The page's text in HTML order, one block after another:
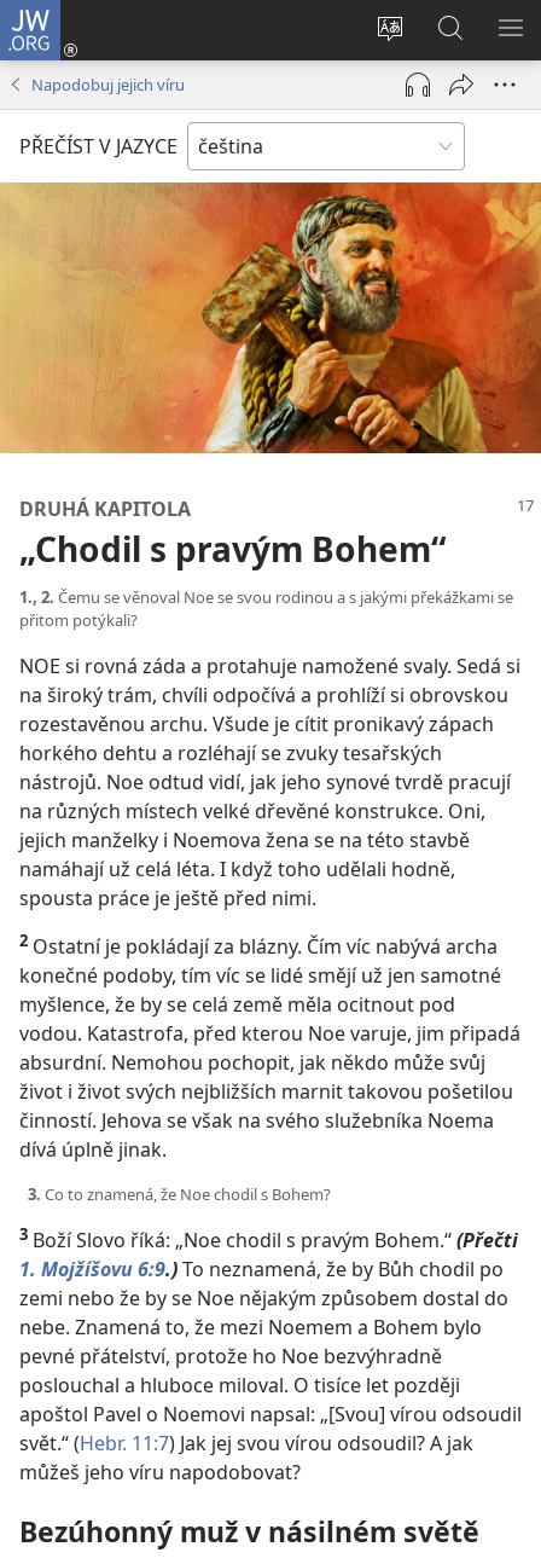
JW.ORG
Změnit
jazyk
stránek
Přihlásit
se
(otevřeno
okno)
Hledat
na
JW.ORG
Napodobuj jejich víru
PŘEČÍST V JAZYCE
DRUHÁ KAPITOLA
„Chodil s pravým Bohem“
1., 2. Čemu se věnoval Noe se svou rodinou a s jakými překážkami se
přitom potýkali?
NOE si rovná záda a protahuje namožené svaly. Sedá si
na široký trám, chvíli odpočívá a prohlíží si obrovskou
rozestavěnou archu. Všude je cítit pronikavý zápach
horkého dehtu a rozléhají se zvuky tesařských
nástrojů. Noe odtud vidí, jak jeho synové tvrdě pracují
na různých místech velké dřevěné konstrukce. Oni,
jejich manželky i Noemova žena se na této stavbě
namáhají už celá léta. I když toho udělali hodně,
spousta práce je ještě před nimi.
2 Ostatní je pokládají za blázny. Čím víc nabývá archa
konečné podoby, tím víc se lidé smějí už jen samotné
myšlence, že by se celá země měla ocitnout pod
vodou. Katastrofa, před kterou Noe varuje, jim připadá
absurdní. Nemohou pochopit, jak někdo může svůj
život i život svých nejbližších marnit takovou pošetilou
činností. Jehova se však na svého služebníka Noema
dívá úplně jinak.
3. Co to znamená, že Noe chodil s Bohem?
3 Boží Slovo říká: „Noe chodil s pravým Bohem.“(Přečti
1. Mojžíšovu 6:9.)To neznamená, že by Bůh chodil po
zemi nebo že by se Noe nějakým způsobem dostal do
nebe. Znamená to, že mezi Noemem a Bohem bylo
pevné přátelství, protože ho Noe bezvýhradně
poslouchal a hluboce miloval. O tisíce let později
apoštol Pavel o Noemovi napsal: „[Svou] vírou odsoudil
svět.“ (Hebr. 11:7) Jak jej svou vírou odsoudil? A jak
můžeš jeho víru napodobovat?
Bezúhonný muž v násilném světě